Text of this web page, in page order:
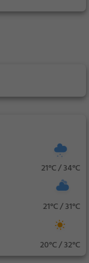
21°C / 34°C
21°C / 31°C
20°C / 32°C